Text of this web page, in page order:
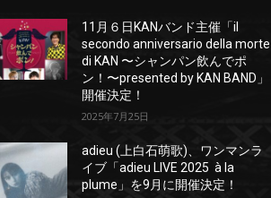
11月６日KANバンド主催「il
secondo anniversario della morte
di KAN 〜シャンパン飲んでポ
ン！〜presented by KAN BAND」
開催決定！
2025年7月25日
adieu (上白石萌歌)、ワンマンラ
イブ「adieu LIVE 2025 à la
plume」を9月に開催決定！